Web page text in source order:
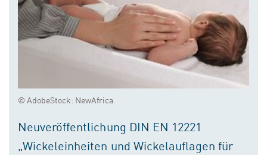
© AdobeStock: NewAfrica
Neuveröffentlichung DIN EN 12221
„Wickeleinheiten und Wickelauflagen für